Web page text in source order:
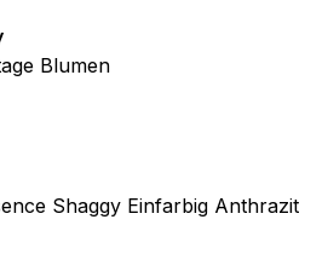
Blumen